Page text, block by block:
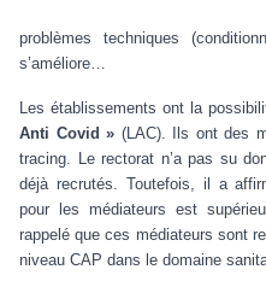
problèmes techniques
s’améliore…
Les établissements ont la
Anti Covid » (LAC). Ils ont des
tracing. Le rectorat n’a pas su
déjà recrutés. Toutefois, il a
pour les médiateurs est
rappelé que ces médiateurs sont
niveau CAP dans le domaine